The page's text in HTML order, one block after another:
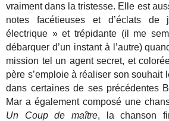
vraiment dans la tristesse. Elle est
notes facétieuses et d’éclats
électrique » et trépidante (il me
débarquer d’un instant à l’autre)
mission tel un agent secret, et
père s’emploie à réaliser son souhait
dans certaines de ses précédentes
Mar a également composé une
Un Coup de maître, lachanson